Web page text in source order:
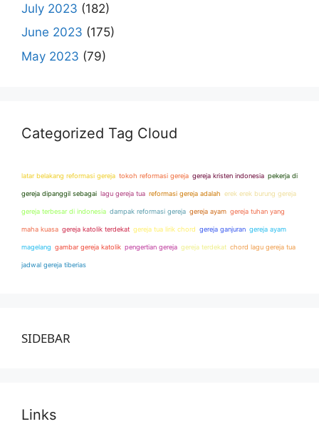
July 2023 (182)
June 2023 (175)
May 2023 (79)
Categorized Tag Cloud
latar belakang reformasi gereja tokoh reformasi gereja gereja kristen indonesia pekerja di
gereja dipanggil sebagai lagu gereja tua reformasi gereja adalah erek erek burung gereja
gereja terbesar di indonesia dampak reformasi gereja gereja ayam gereja tuhan yang
maha kuasa gereja katolik terdekat gereja tua lirik chord gereja ganjuran gereja ayam
magelang gambar gereja katolik pengertian gereja gereja terdekat chord lagu gereja tua
jadwal gereja tiberias
SIDEBAR
Links